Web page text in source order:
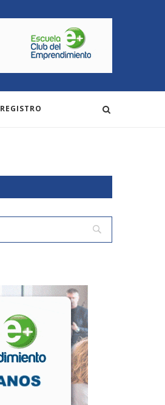
REGISTRO